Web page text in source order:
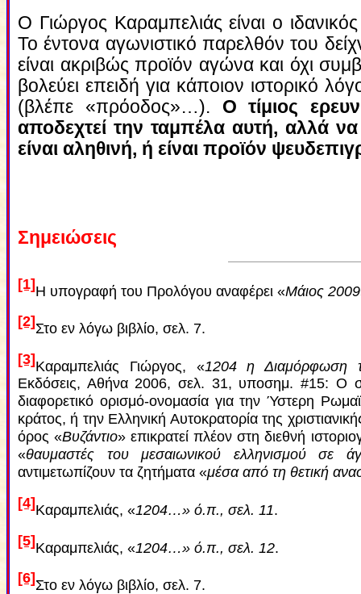
Ο Γιώργος Καραμπελιάς είναι ο
Το έντονα αγωνιστικό παρελθόν του
είναι ακριβώς προϊόν αγώνα και όχι
βολεύει επειδή για κάποιον ιστορικό
(βλέπε «πρόοδος»…). Ο τίμιος
αποδεχτεί την ταμπέλα αυτή, αλλά
είναι αληθινή, ή είναι προϊόν
Σημειώσεις
[1]Η υπογραφή του Προλόγου αναφέρει «Μάιος 2009
[2]Στο εν λόγω βιβλίο, σελ. 7.
[3]Καραμπελιάς Γιώργος, «1204 η Διαμόρφωση
Eκδόσεις, Αθήνα 2006, σελ. 31, υποσημ. #15: Ο
διαφορετικό ορισμό-ονομασία για την Ύστερη
κράτος, ή την Ελληνική Αυτοκρατορία της
όρος «Βυζάντιο» επικρατεί πλέον στη διεθνή
«θαυμαστές του μεσαιωνικού ελληνισμού σε
αντιμετωπίζουν τα ζητήματα «μέσα από τη θετική
[4]Καραμπελιάς, «1204…» ό.π., σελ. 11.
[5]Καραμπελιάς, «1204…» ό.π., σελ. 12.
[6]Στο εν λόγω βιβλίο, σελ. 7.